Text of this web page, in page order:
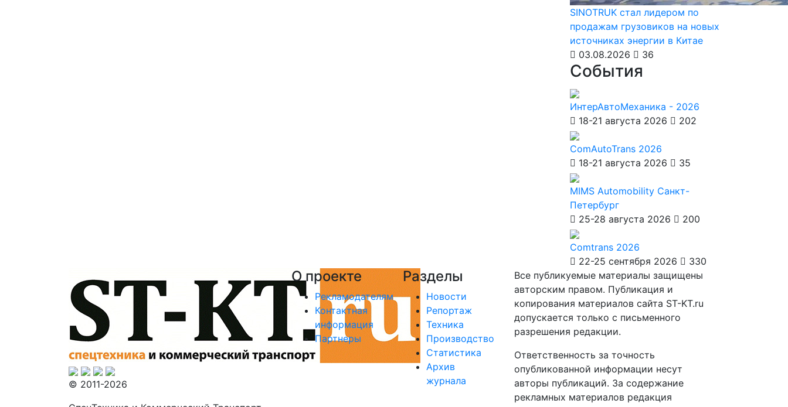
SINOTRUK стал лидером по
продажам грузовиков на новых
источниках энергии в Китае
03.08.2026
36
События
ИнтерАвтоМеханика - 2026
18-21 августа 2026
202
ComAutoTrans 2026
18-21 августа 2026
35
MIMS Automobility Санкт-
Петербург
25-28 августа 2026
200
Comtrans 2026
22-25 сентября 2026
330
© 2011-2026
О проекте
Рекламодателям
Контактная
информация
Партнеры
Разделы
Новости
Репортаж
Техника
Производство
Статистика
Архив
журнала
Все публикуемые материалы защищены
авторским правом. Публикация и
копирования материалов сайта ST-KT.ru
допускается только с письменного
разрешения редакции.
Ответственность за точность
опубликованной информации несут
авторы публикаций. За содержание
рекламных материалов редакция